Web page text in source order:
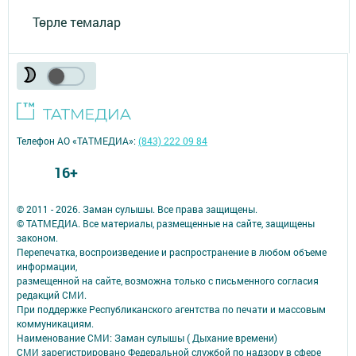
Төрле темалар
© 2011 - 2026. Заман сулышы. Все права защищены.
© ТАТМЕДИА. Все материалы, размещенные на сайте, защищены
законом.
Перепечатка, воспроизведение и распространение в любом объеме
информации,
размещенной на сайте, возможна только с письменного согласия
редакций СМИ.
При поддержке Республиканского агентства по печати и массовым
коммуникациям.
Наименование СМИ: Заман сулышы ( Дыхание времени)
СМИ зарегистрировано Федеральной службой по надзору в сфере
Телефон АО «ТАТМЕДИА»:(843) 222 09 84
16+